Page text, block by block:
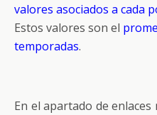
valores asociados a cada
Estos valores son el
temporadas.
En el apartado de